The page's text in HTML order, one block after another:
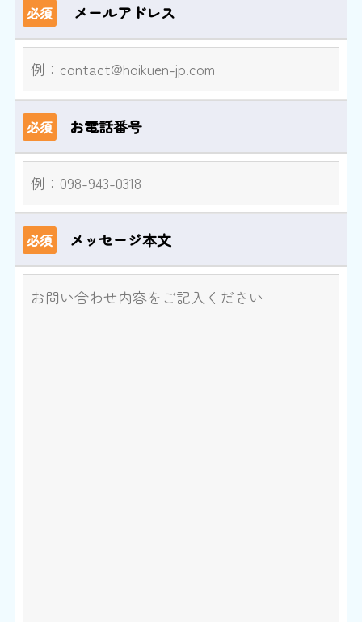
必須 メールアドレス
必須 お電話番号
必須 メッセージ本文